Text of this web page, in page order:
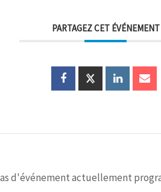
PARTAGEZ CET ÉVÉNEMENT
d'événement actuellement